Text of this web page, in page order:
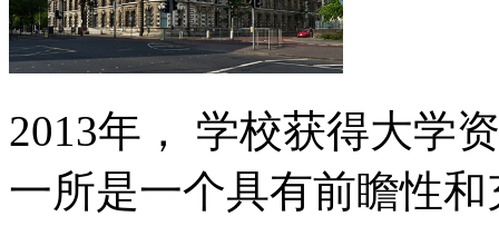
2013年， 学校获得大学
一所是一个具有前瞻性